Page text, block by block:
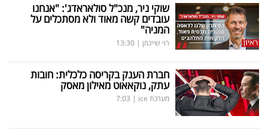
שוקי ניר, מנכ"ל סולאראדג': "אנחנו
עובדים קשה מאוד ולא מסתכלים על
המניה"
רוי שיינמן |
13:30
חברת הענק בקריסה כלכלית: חובות
עתק, נוקאאוט מאילון מאסק
מערכת ice |
7:03